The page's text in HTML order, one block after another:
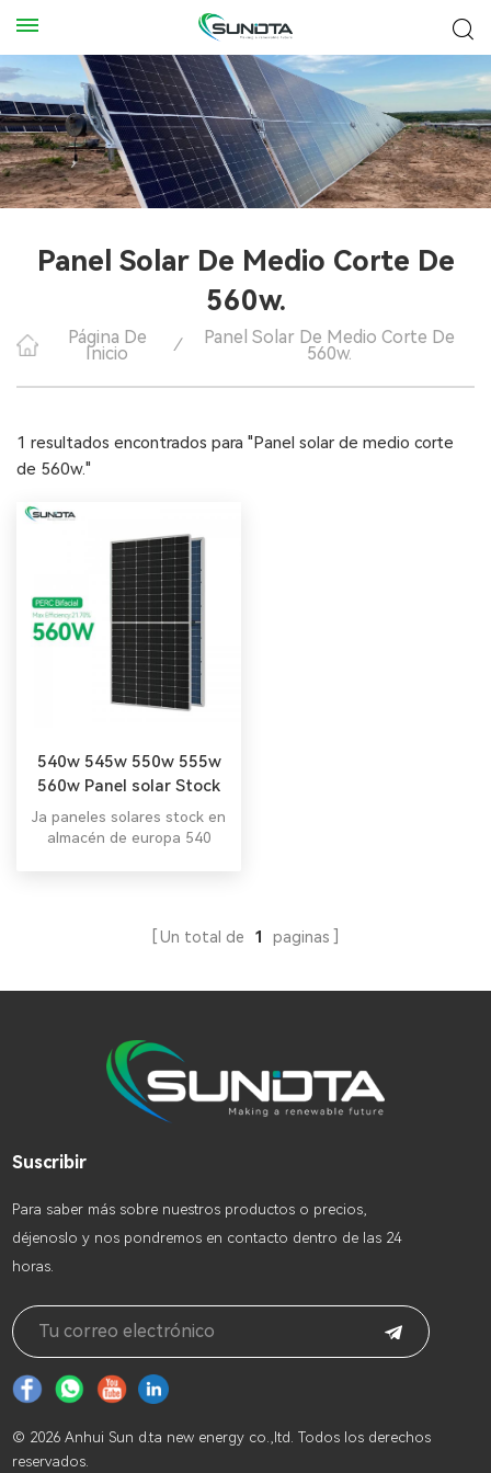
Panel Solar De Medio Corte De
560w.
Página De
Inicio / Panel Solar De Medio Corte De
560w.
1 resultados encontrados para "Panel solar de medio corte
de 560w."
540w 545w 550w 555w
560w Panel solar Stock
en la UE
Ja paneles solares stock en
almacén de europa 540
Un total de 1 paginas
Suscribir
Para saber más sobre nuestros productos o precios,
déjenoslo y nos pondremos en contacto dentro de las 24
horas.
© 2026 Anhui Sun d.ta new energy co.,ltd. Todos los derechos
reservados.